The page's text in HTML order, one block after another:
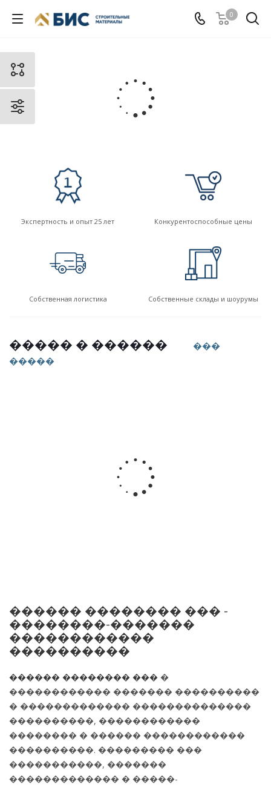
0
Экспертность и опыт 25 лет Конкурентоспособные цены
Собственная логистика Собственные склады и шоурумы
����� � ������
���
�����
������ �������� ��� -
��������-�������
������������
����������
������ �������� ��� �
������������ ������� ����������
� ������������� ��������������
����������, ������������
�������� � ������ ������������
����������. ��������� ���
�����������, �������
������������� � �����-